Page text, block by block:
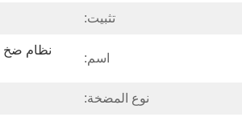
تثبيت:
اسم:
نوع المضخة: